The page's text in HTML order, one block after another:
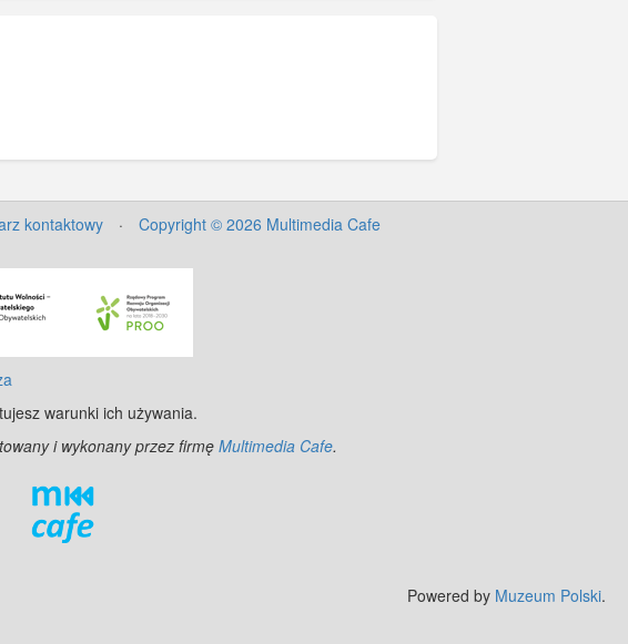
© OpenStreetMapcontributors.
kontaktowy · Copyright © 2026 Multimedia Cafe
warunki ich używania.
i wykonany przez firmęMultimedia Cafe.
Powered by Muzeum Polski.